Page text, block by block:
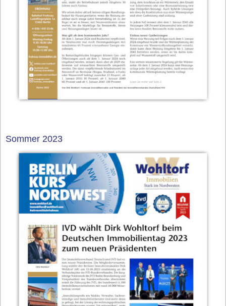
Sommer 2023